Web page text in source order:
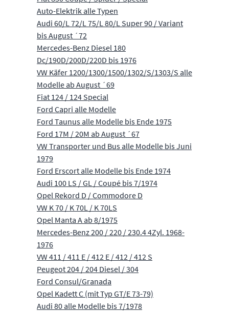
Auto-Elektrik alle Typen
Audi 60/L 72/L 75/L 80/L Super 90 / Variant
bis August ´72
Mercedes-Benz Diesel 180
Dc/190D/200D/220D bis 1976
VW Käfer 1200/1300/1500/1302/S/1303/S alle
Modelle ab August ´69
Fiat 124 / 124 Special
Ford Capri alle Modelle
Ford Taunus alle Modelle bis Ende 1975
Ford 17M / 20M ab August ´67
VW Transporter und Bus alle Modelle bis Juni
1979
Ford Erscort alle Modelle bis Ende 1974
Audi 100 LS / GL / Coupé bis 7/1974
Opel Rekord D / Commodore D
VW K 70 / K 70L / K 70LS
Opel Manta A ab 8/1975
Mercedes-Benz 200 / 220 / 230.4 4Zyl. 1968-
1976
VW 411 / 411 E / 412 E / 412 / 412 S
Peugeot 204 / 204 Diesel / 304
Ford Consul/Granada
Opel Kadett C (mit Typ GT/E 73-79)
Audi 80 alle Modelle bis 7/1978